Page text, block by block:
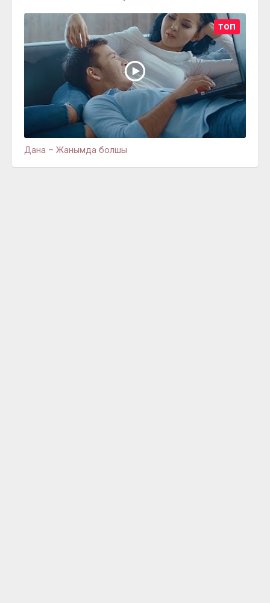
ТОП
Дана – Жанымда болшы